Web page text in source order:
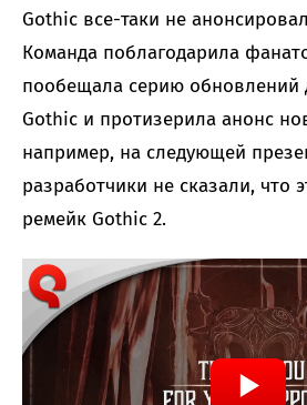
Gothic все-таки не
Команда поблагодарила
пообещала серию обновлений
Gothic и протизерила анонс
например, на следующей
разработчики не сказали, что
ремейк Gothic 2.